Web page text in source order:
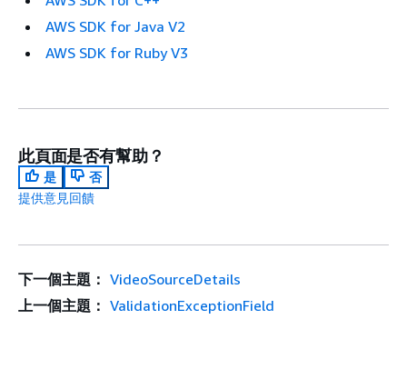
AWS SDK for Java V2
AWS SDK for Ruby V3
此頁面是否有幫助？
是
否
提供意見回饋
下一個主題： VideoSourceDetails
上一個主題： ValidationExceptionField